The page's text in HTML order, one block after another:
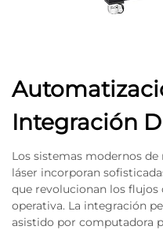
Integración
Los sistemas modernos
láser incorporan
que revolucionan los
operativa. La integración
asistido por computadora